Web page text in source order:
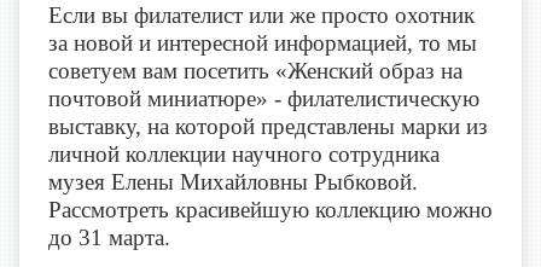
Если вы филателист или же просто охотник
за новой и интересной информацией, то мы
советуем вам посетить «Женский образ на
почтовой миниатюре» - филателистическую
выставку, на которой представлены марки из
личной коллекции научного сотрудника
музея Елены Михайловны Рыбковой.
Рассмотреть красивейшую коллекцию можно
до 31 марта.